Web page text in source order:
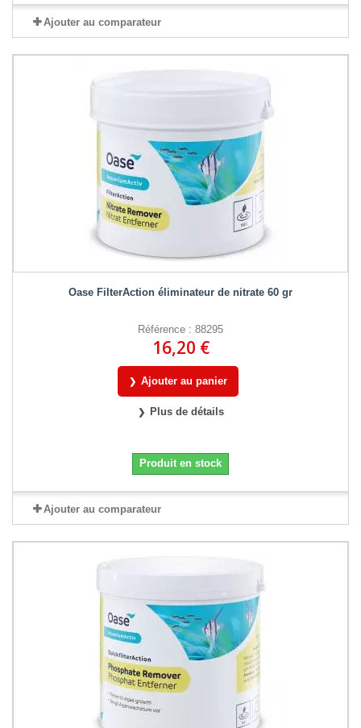
Ajouter au comparateur
Oase FilterAction éliminateur de nitrate 60 gr
Référence : 88295
16,20 €
Ajouter au panier
Plus de détails
Produit en stock
Ajouter au comparateur